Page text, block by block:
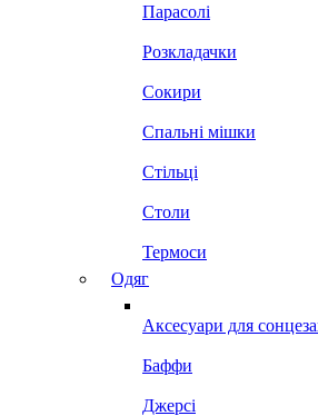
Парасолі
Розкладачки
Сокири
Спальні мішки
Стільці
Столи
Термоси
Одяг
Аксесуари для
Баффи
Джерсі